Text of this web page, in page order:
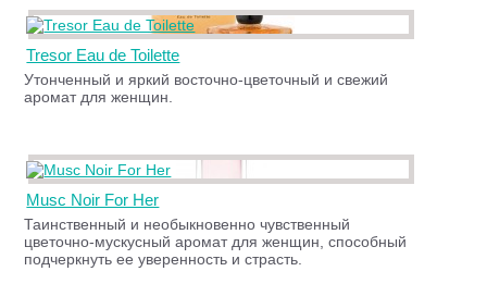
Tresor Eau de Toilette
Утонченный и яркий восточно-цветочный и свежий
аромат для женщин.
Musc Noir For Her
Таинственный и необыкновенно чувственный
цветочно-мускусный аромат для женщин, способный
подчеркнуть ее уверенность и страсть.